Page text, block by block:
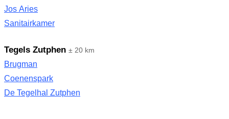
Jos Aries
Sanitairkamer
Tegels Zutphen ± 20 km
Brugman
Coenenspark
De Tegelhal Zutphen